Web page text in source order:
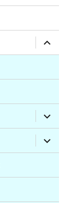
öffnen
öffnen
öffnen